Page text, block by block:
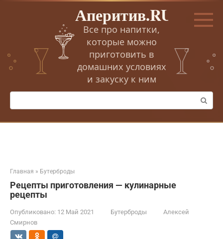
Перейти
Аперитив.RU
Все про напитки,
которые можно
приготовить в
домашних условиях
и закуску к ним
Поиск:
Главная » Бутерброды
Рецепты приготовления — кулинарные
рецепты
Опубликовано: 12 Май 2021 Бутерброды
Алексей
Смирнов